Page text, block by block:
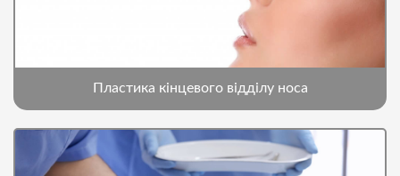
Пластика кінцевого відділу носа